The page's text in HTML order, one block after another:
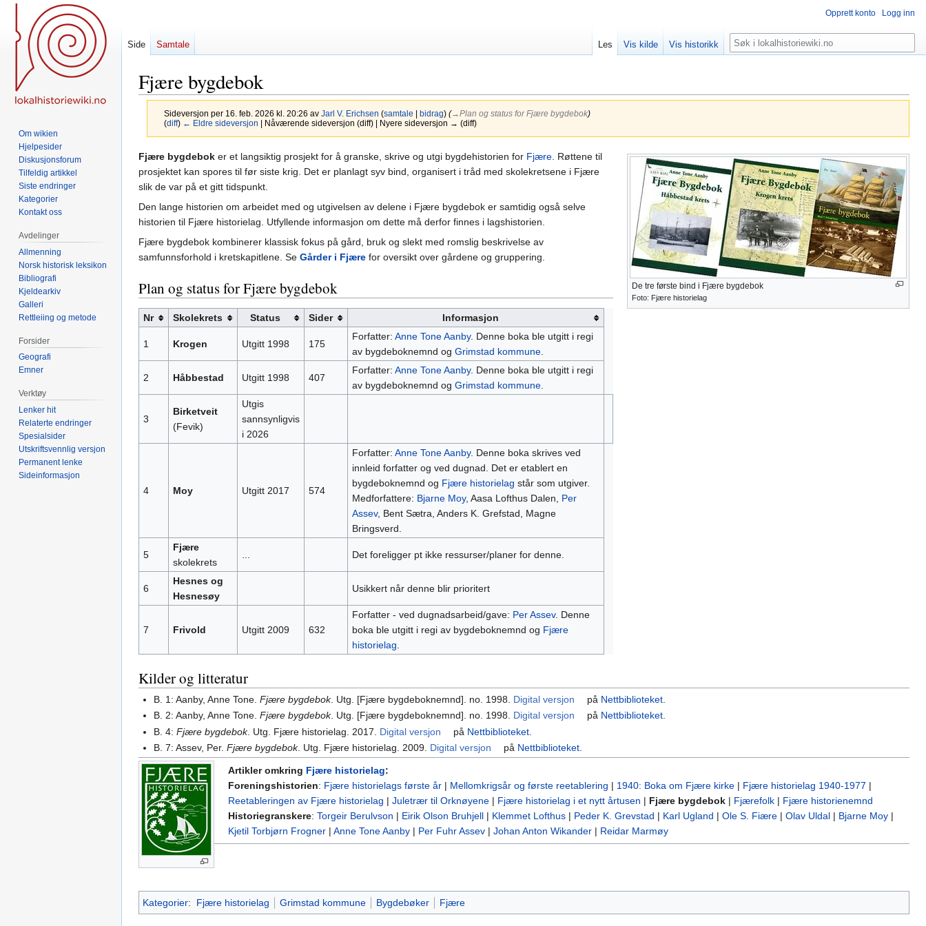
Fjære bygdebok
Sideversjon per 16. feb. 2026 kl. 20:26 av Jarl V. Erichsen (samtale bidrag) (→‎Plan og status for Fjære bygdebok)
(diff) ← Eldre sideversjon | Nåværende sideversjon (diff) | Nyere sideversjon → (diff)
Hopp
til
navigering
Hopp
til
søk
De tre første bind i Fjære bygdebok
Foto: Fjære historielag
Fjære bygdebok er et langsiktig prosjekt for å granske, skrive og utgi bygdehistorien for Fjære . Røttene til
prosjektet kan spores til før siste krig. Det er planlagt syv bind, organisert i tråd med skolekretsene i Fjære
slik de var på et gitt tidspunkt.
Den lange historien om arbeidet med og utgivelsen av delene i Fjære bygdebok er samtidig også selve
historien til Fjære historielag. Utfyllende informasjon om dette må derfor finnes i lagshistorien.
Fjære bygdebok kombinerer klassisk fokus på gård, bruk og slekt med romslig beskrivelse av
samfunnsforhold i kretskapitlene. Se Gårder i Fjære for oversikt over gårdene og gruppering.
Plan og status for Fjære bygdebok
Nr Skolekrets Status Sider Informasjon
1 Krogen Utgitt 1998 175
Forfatter: Anne Tone Aanby. Denne boka ble utgitt i regi
av bygdeboknemnd og Grimstad kommune.
2 Håbbestad Utgitt 1998 407
Forfatter: Anne Tone Aanby. Denne boka ble utgitt i regi
av bygdeboknemnd og Grimstad kommune.
3
Birketveit
(Fevik)
Utgis
sannsynligvis
i 2026
4 Moy Utgitt 2017 574
Forfatter: Anne Tone Aanby. Denne boka skrives ved
innleid forfatter og ved dugnad. Det er etablert en
bygdeboknemnd og Fjære historielag står som utgiver.
Medforfattere: Bjarne Moy, Aasa Lofthus Dalen, Per
Assev, Bent Sætra, Anders K. Grefstad, Magne
Bringsverd.
5
Fjære
skolekrets
Det foreligger pt ikke ressurser/planer for denne.
6
Hesnes og
Hesnesøy
Usikkert når denne blir prioritert
7 Frivold Utgitt 2009 632
Forfatter - ved dugnadsarbeid/gave: Per Assev. Denne
boka ble utgitt i regi av bygdeboknemnd og Fjære
historielag
Kilder og litteratur
B. 1: Aanby, Anne Tone.Fjære bygdebok. Utg. [Fjære bygdeboknemnd]. no. 1998. Digital versjon på Nettbiblioteket
B. 2: Aanby, Anne Tone.Fjære bygdebok. Utg. [Fjære bygdeboknemnd]. no. 1998. Digital versjon på Nettbiblioteket.
B. 4:Fjære bygdebok. Utg. Fjære historielag. 2017. Digital versjon på Nettbiblioteket
B. 7: Assev, Per.Fjære bygdebok. Utg. Fjære historielag. 2009. Digital versjon på Nettbiblioteket
Artikler omkring Fjære historielag:
Foreningshistorien: Fjære historielags første år| Mellomkrigsår og første reetablering | 1940: Boka om Fjære kirke| Fjære historielag 1940-1977 |
Reetableringen av Fjære historielag | Juletrær til Orknøyene| Fjære historielag i et nytt årtusen | Fjære bygdebok| Fjærefolk| Fjære historienemnd
Historiegranskere: Torgeir Berulvson | Eirik Olson Bruhjell| Klemmet Lofthus| Peder K. Grevstad | Karl Ugland | Ole S. Fiære| Olav Uldal| Bjarne Moy|
Kjetil Torbjørn Frogner| Anne Tone Aanby| Per Fuhr Assev| Johan Anton Wikander| Reidar Marmøy
Kategorier: Fjære historielag Grimstad kommune Bygdebøker Fjære
Opprett konto Logg inn
Side Samtale Les Vis kilde Vis historikk Søk
Om wikien
Hjelpesider
Diskusjonsforum
Tilfeldig artikkel
Siste endringer
Kategorier
Kontakt oss
Avdelinger
Allmenning
Norsk historisk leksikon
Bibliografi
Kjeldearkiv
Galleri
Rettleiing og metode
Forsider
Geografi
Emner
Verktøy
Lenker hit
Relaterte endringer
Spesialsider
Utskriftsvennlig versjon
Permanent lenke
Sideinformasjon